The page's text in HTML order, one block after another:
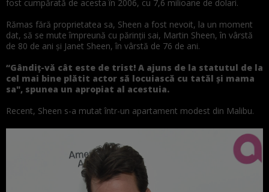
fost cumpărată de acestaîn 2006, cu 7,6 milioane de dolari.
Rămas fără proprietatea sa, Sheen a fost nevoit, la un moment
dat, să se muteîmpreună cu părinții sai, Martin Sheen,în vârstă
de 80 de ani și Janet Sheen,în vârstă de 76 de ani.
“Gândiţ-vă cât este de trist! A ajuns de la statutul de la
cel mai bine plătit actor să locuiască cu tatăl şi mama
sa", spunea un apropiat al acestuia.
Recent, Sheen s-a mutat într-un apartament modest din Malibu.